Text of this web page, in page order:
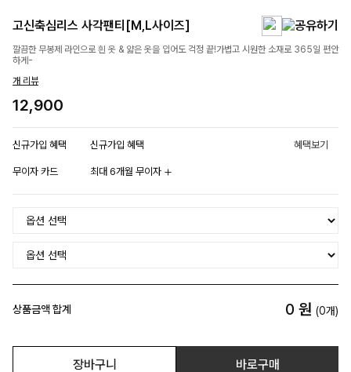
고신축심리스 사각팬티[M,L사이즈]
깔끔한 무봉제 라인으로 흰 옷 & 얇은 옷을 입어도 걱정 끝!가볍고 시원한 소재로 365일 편안
하게-
개 리뷰
12,900
신규가입 혜택 신규가입 혜택 혜택보기
무이자 카드 최대 6개월 무이자
상품금액 합계 0 원 (0개)
장바구니 바로구매